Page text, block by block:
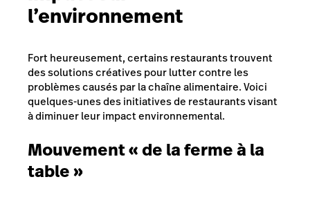
l’environnement
Fort heureusement, certains restaurants trouvent
des solutions créatives pour lutter contre les
problèmes causés par la chaîne alimentaire. Voici
quelques-unes des initiatives de restaurants visant
à diminuer leur impact environnemental.
Mouvement « de la ferme à la
table »